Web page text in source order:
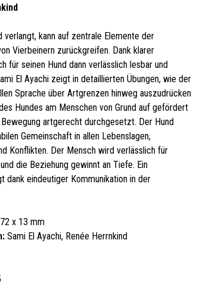
verlangt, kann auf zentrale Elemente der
Vierbeinern zurückgreifen. Dank klarer
für seinen Hund dann verlässlich lesbar und
El Ayachi zeigt in detaillierten Übungen, wie der
Sprache über Artgrenzen hinweg auszudrücken
Hundes am Menschen von Grund auf gefördert
artgerecht durchgesetzt. Der Hund
Gemeinschaft in allen Lebenslagen,
Konflikten. Der Mensch wird verlässlich für
die Beziehung gewinnt an Tiefe. Ein
dank eindeutiger Kommunikation in der
x 13 mm
Sami El Ayachi, Renée Herrnkind